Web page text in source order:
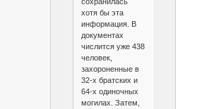
сохранилась
хотя бы эта
информация. В
документах
числится уже 438
человек,
захороненные в
32-х братских и
64-х одиночных
могилах. Затем,